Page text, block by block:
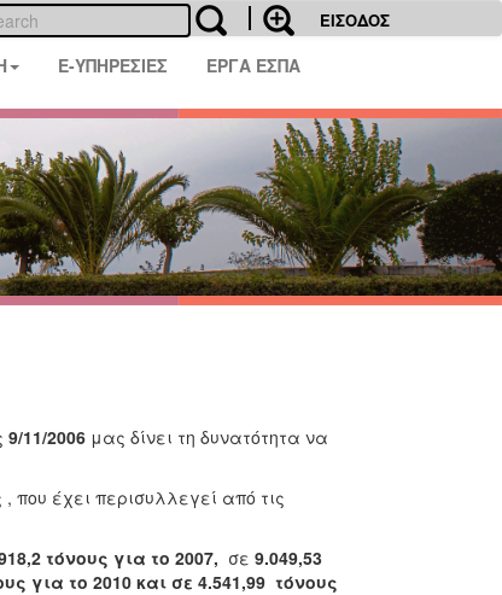
ΕΙΣΟΔΟΣ
E-ΥΠΗΡΕΣΙΕΣ ΕΡΓΑ ΕΣΠΑ
9/11/2006μας δίνει τη δυνατότητα να
έχει περισυλλεγεί από τις
τόνους για το 2007, σε 9.049,53
για το 2010 και σε 4.541,99 τόνους